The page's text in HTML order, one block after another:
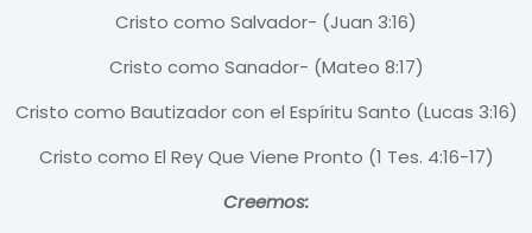
Cristo como Salvador- (Juan 3:16)
Cristo como Sanador- (Mateo 8:17)
Cristo como Bautizador con el Espíritu Santo (Lucas 3:16)
Cristo como El Rey Que Viene Pronto (1 Tes. 4:16-17)
Creemos: